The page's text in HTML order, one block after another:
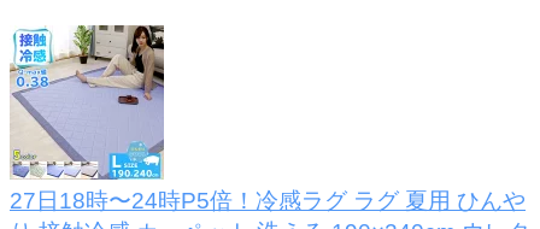
27日18時〜24時P5倍！冷感ラグ ラグ 夏用 ひんや